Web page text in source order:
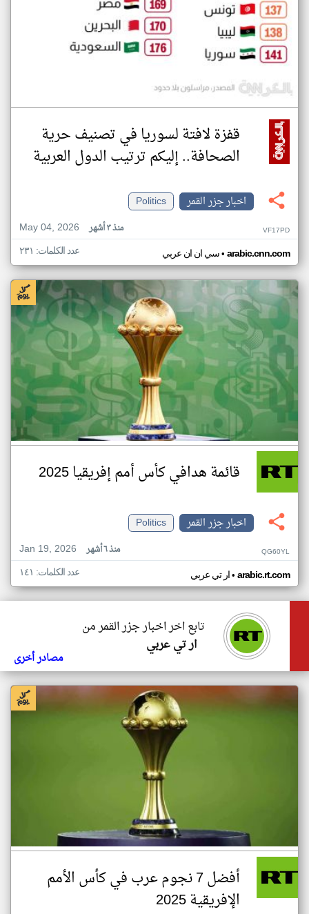
قفزة لافتة لسوريا في تصنيف حرية
الصحافة.. إليكم ترتيب الدول العربية
اخبار جزر القمر
Politics
May 04, 2026
منذ ٣ أشهر VF17PD
سي ان ان عربي• arabic.cnn.com عدد الكلمات: ٢٣١
قائمة هدافي كأس أمم إفريقيا 2025
اخبار جزر القمر
Politics
Jan 19, 2026
منذ ٦ أشهر QG60YL
ار تي عربي• arabic.rt.com عدد الكلمات: ١٤١
تابع اخر اخبار جزر القمر من
ار تي عربي
مصادر أخرى
أفضل 7 نجوم عرب في كأس الأمم
الإفريقية 2025